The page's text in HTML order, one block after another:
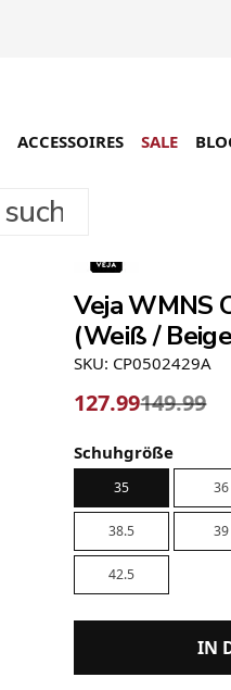
ACCESSOIRES SALE
Veja WMNS
(Weiß /
SKU: CP0502429A
127.99149.99
Schuhgröße
35 36
38.5 39
42.5
IN